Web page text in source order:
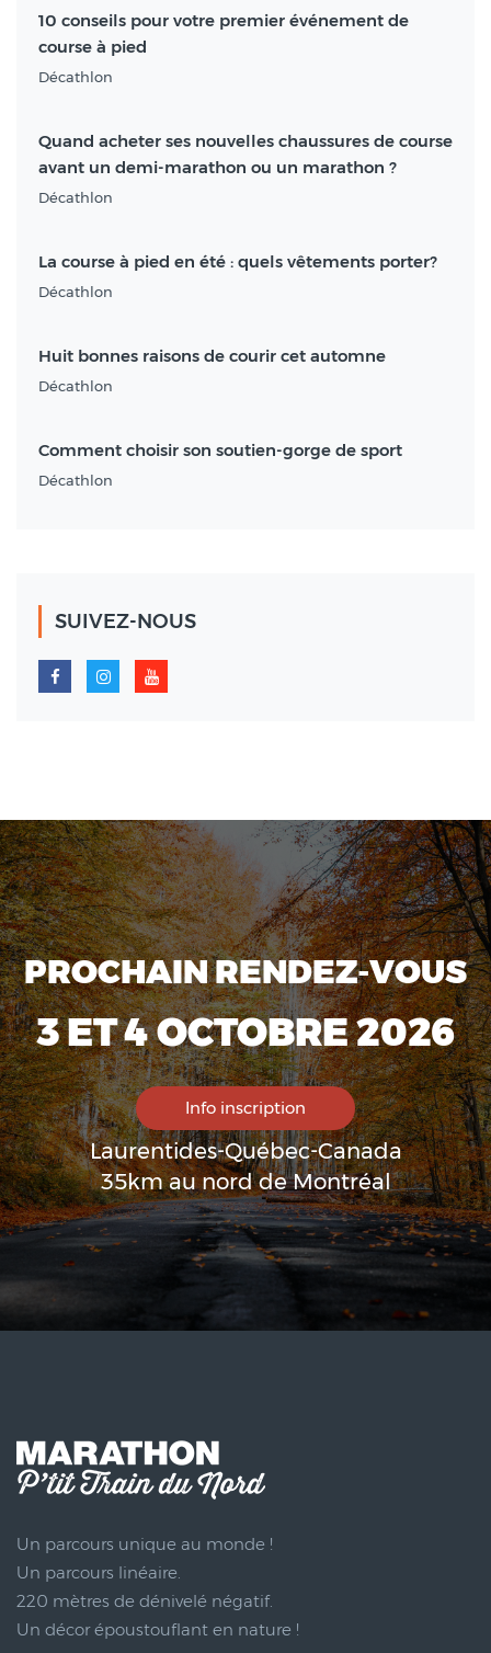
10 conseils pour votre premier événement de
course à pied
Décathlon
Quand acheter ses nouvelles chaussures de course
avant un demi-marathon ou un marathon ?
Décathlon
La course à pied en été : quels vêtements porter?
Décathlon
Huit bonnes raisons de courir cet automne
Décathlon
Comment choisir son soutien-gorge de sport
Décathlon
SUIVEZ-NOUS
PROCHAIN RENDEZ-VOUS
3 ET 4 OCTOBRE 2026
Info inscription
Laurentides-Québec-Canada
35km au nord de Montréal
Un parcours unique au monde !
Un parcours linéaire.
220 mètres de dénivelé négatif.
Un décor époustouflant en nature !